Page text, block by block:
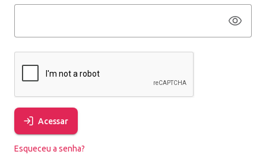
Acessar
Esqueceu a senha?